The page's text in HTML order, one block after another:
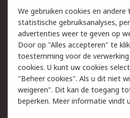
Track & Trace
Wettelijk
Cookiebeleid
Privacybeleid
Algemene
verkoopvoorwaarden
We gebruiken cookies en
statistische gebruiksanalyses,
advertenties weer te geven op
Door op "Alles accepteren" te
toestemming voor de
cookies. U kunt uw cookies
"Beheer cookies". Als u dit niet
weigeren". Dit kan de toegang
beperken. Meer informatie vindt